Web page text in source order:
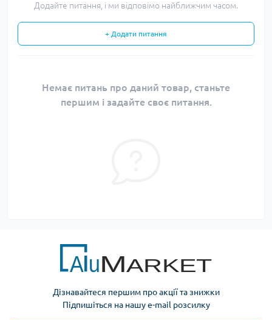
Додайте питання, і ми відповімо найближчим часом.
+ Додати питання
Немає питань про даний товар, станьте
першим і задайте своє питання.
Дізнавайтеся першим про акції та знижки
Підпишіться на нашу e-mail розсилку